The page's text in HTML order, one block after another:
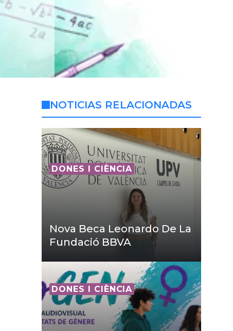
NOTICIAS RELACIONADAS
DONES I CIÈNCIA
Nova Beca Leonardo De La
Fundació BBVA
DONES I CIÈNCIA